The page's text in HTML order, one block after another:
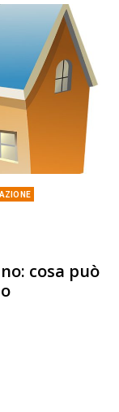
cosa può